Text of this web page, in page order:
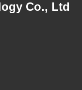
Co., Ltd